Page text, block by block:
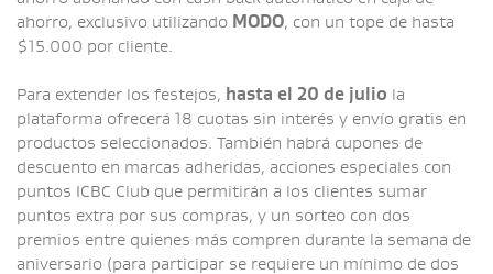
ahorro, exclusivo utilizando MODO, con un tope de hasta
$15.000 por cliente.
Para extender los festejos, hasta el 20 de julio la
plataforma ofrecerá 18 cuotas sin interés y envío gratis en
productos seleccionados. También habrá cupones de
descuento en marcas adheridas, acciones especiales con
puntos ICBC Club que permitirán a los clientes sumar
puntos extra por sus compras, y un sorteo con dos
premios entre quienes más compren durante la semana de
aniversario (para participar se requiere un mínimo de dos